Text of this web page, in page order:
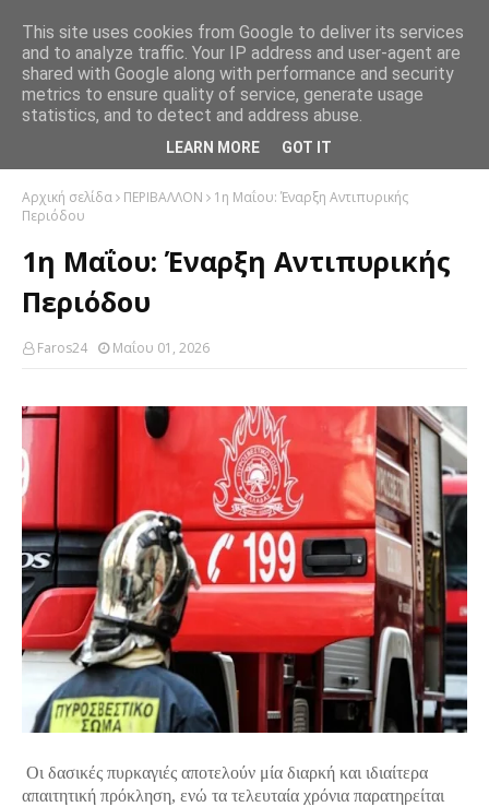
Αρχική σελίδα ΠΕΡΙΒΑΛΛΟΝ
1η Μαΐου: Έναρξη Αντιπυρικής
Περιόδου
1η Μαΐου: Έναρξη Αντιπυρικής
Περιόδου
Faros24 Μαΐου 01, 2026
Οι δασικές πυρκαγιές αποτελούν μία διαρκή και ιδιαίτερα
απαιτητική πρόκληση, ενώ τα τελευταία χρόνια παρατηρείται
This site uses cookies from Google to deliver its services
and to analyze traffic. Your IP address and user-agent are
shared with Google along with performance and security
metrics to ensure quality of service, generate usage
statistics, and to detect and address abuse.
LEARN MORE GOT IT